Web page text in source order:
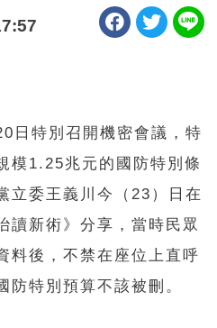
日特別召開機密會議，特
模1.25兆元的國防特別條
立委王義川今（23）日在
讀新術》分享，當時民眾
料後，不禁在座位上直呼
防特別預算不該被刪。